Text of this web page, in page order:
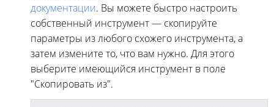
документации. Вы можете быстро настроить
собственный инструмент — скопируйте
параметры из любого схожего инструмента, а
затем измените то, что вам нужно. Для этого
выберите имеющийся инструмент в поле
"Скопировать из".